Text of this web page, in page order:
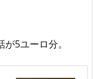
5ユーロ分。